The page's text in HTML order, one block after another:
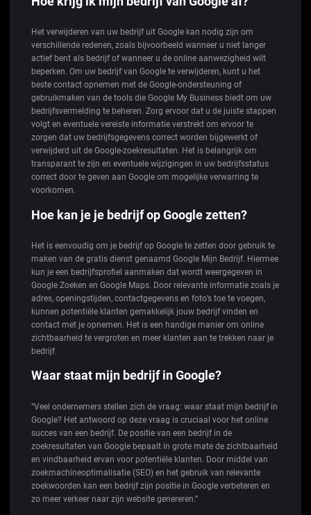
Het verwijderen van uw bedrijf uit Google kan nodig zijn om
verschillende redenen, zoals bijvoorbeeld wanneer u niet langer
actief bent als bedrijf of wanneer u de online aanwezigheid wilt
beperken. Om uw bedrijf van Google te verwijderen, kunt u het
beste contact opnemen met de Google-ondersteuning of
gebruikmaken van de tools die Google My Business biedt om uw
bedrijfsvermelding te beheren. Zorg ervoor dat u de juiste stappen
volgt en eventuele vereiste informatie verstrekt om ervoor te
zorgen dat uw bedrijfsgegevens correct worden bijgewerkt of
verwijderd uit de Google-zoekresultaten. Het is belangrijk om
transparant te zijn en eventuele wijzigingen in uw bedrijfsstatus
correct door te geven aan Google om mogelijke verwarring te
voorkomen.
Hoe kan je je bedrijf op Google zetten?
Het is eenvoudig om je bedrijf op Google te zetten door gebruik te
maken van de gratis dienst genaamd Google Mijn Bedrijf. Hiermee
kun je een bedrijfsprofiel aanmaken dat wordt weergegeven in
Google Zoeken en Google Maps. Door relevante informatie zoals je
adres, openingstijden, contactgegevens en foto’s toe te voegen,
kunnen potentiële klanten gemakkelijk jouw bedrijf vinden en
contact met je opnemen. Het is een handige manier om online
zichtbaarheid te vergroten en meer klanten aan te trekken naar je
bedrijf.
Waar staat mijn bedrijf in Google?
“Veel ondernemers stellen zich de vraag: waar staat mijn bedrijf in
Google? Het antwoord op deze vraag is cruciaal voor het online
succes van een bedrijf. De positie van een bedrijf in de
zoekresultaten van Google bepaalt in grote mate de zichtbaarheid
en vindbaarheid ervan voor potentiële klanten. Door middel van
zoekmachineoptimalisatie (SEO) en het gebruik van relevante
zoekwoorden kan een bedrijf zijn positie in Google verbeteren en
zo meer verkeer naar zijn website genereren.”